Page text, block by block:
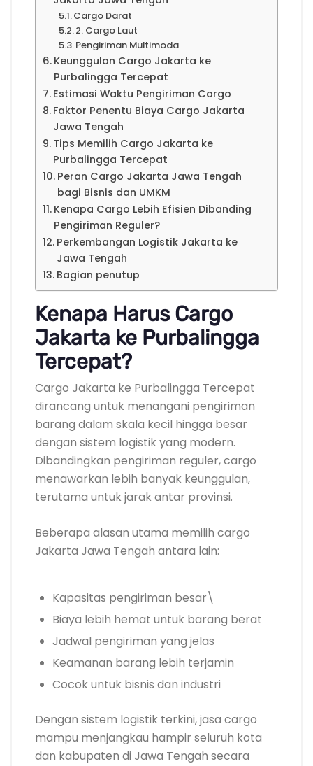
Cargo Darat
2. Cargo Laut
Pengiriman Multimoda
Keunggulan Cargo Jakarta ke
Purbalingga Tercepat
Estimasi Waktu Pengiriman Cargo
Faktor Penentu Biaya Cargo Jakarta
Jawa Tengah
Tips Memilih Cargo Jakarta ke
Purbalingga Tercepat
Peran Cargo Jakarta Jawa Tengah
bagi Bisnis dan UMKM
Kenapa Cargo Lebih Efisien Dibanding
Pengiriman Reguler?
Perkembangan Logistik Jakarta ke
Jawa Tengah
Bagian penutup
Kenapa Harus Cargo
Jakarta ke Purbalingga
Tercepat?
Cargo Jakarta ke Purbalingga Tercepat
dirancang untuk menangani pengiriman
barang dalam skala kecil hingga besar
dengan sistem logistik yang modern.
Dibandingkan pengiriman reguler, cargo
menawarkan lebih banyak keunggulan,
terutama untuk jarak antar provinsi.
Beberapa alasan utama memilih cargo
Jakarta Jawa Tengah antara lain:
Kapasitas pengiriman besar\
Biaya lebih hemat untuk barang berat
Jadwal pengiriman yang jelas
Keamanan barang lebih terjamin
Cocok untuk bisnis dan industri
Dengan sistem logistik terkini, jasa cargo
mampu menjangkau hampir seluruh kota
dan kabupaten di Jawa Tengah secara